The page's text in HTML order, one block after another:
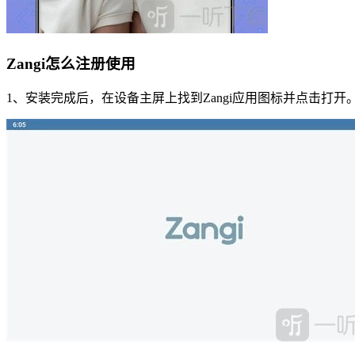
Zangi怎么注册使用
1、安装完成后，在设备主屏上找到Zangi应用图标并点击打开